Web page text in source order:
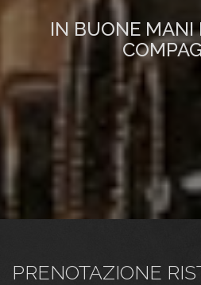
IN BUONE MANI
PRENOTAZIONE